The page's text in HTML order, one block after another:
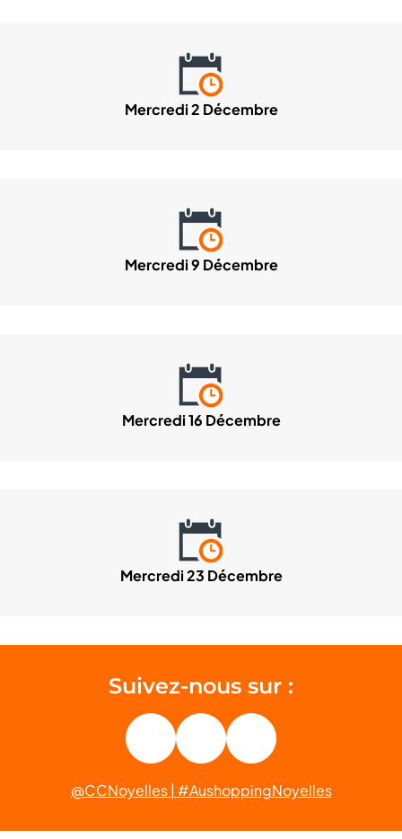
Mercredi 2 Décembre
Mercredi 9 Décembre
Mercredi 16 Décembre
Mercredi 23 Décembre
Suivez-nous sur :
FacebookFacebookFacebook
@CCNoyelles | #AushoppingNoyelles